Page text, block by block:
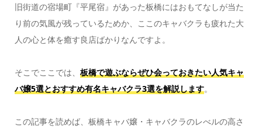
旧街道の宿場町『平尾宿』があった板橋にはおもてなしが当た
り前の気風が残っているためか、ここのキャバクラも疲れた大
人の心と体を癒す良店ばかりなんですよ。
そこでここでは、 板橋で遊ぶならぜひ会っておきたい人気キャ
バ嬢5選とおすすめ有名キャバクラ3選を解説します。
この記事を読めば、板橋キャバ嬢・キャバクラのレべルの高さ